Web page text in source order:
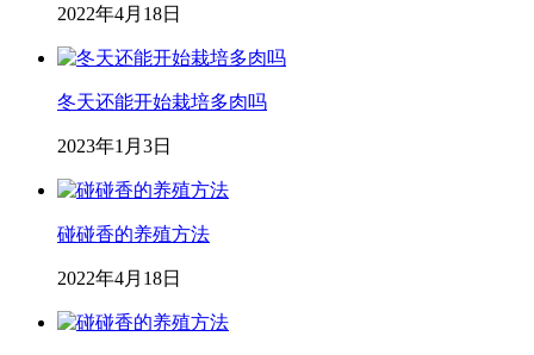
2022年4月18日
冬天还能开始栽培多肉吗
2023年1月3日
碰碰香的养殖方法
2022年4月18日